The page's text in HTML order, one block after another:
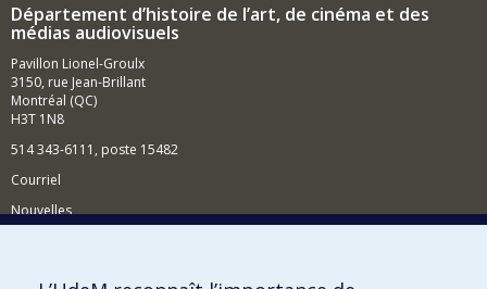
Département d’histoire de l’art, de cinéma et des
médias audiovisuels
Pavillon Lionel-Groulx
3150, rue Jean-Brillant
Montréal (QC)
H3T 1N8
514 343-6111, poste 15482
Courriel
Nouvelles
Comment soutenir le Département?